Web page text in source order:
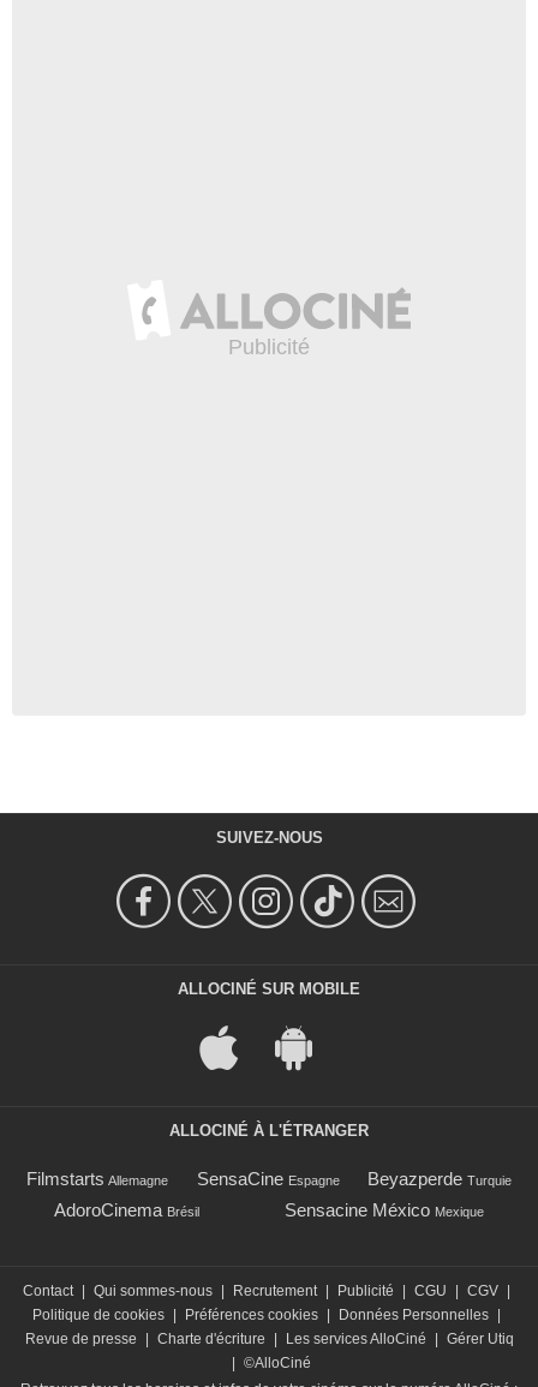
SUIVEZ-NOUS
ALLOCINÉ SUR MOBILE
ALLOCINÉ À L'ÉTRANGER
Filmstarts Allemagne SensaCine Espagne Beyazperde Turquie
AdoroCinema Brésil Sensacine México Mexique
Contact | Qui sommes-nous | Recrutement | Publicité | CGU | CGV |
Politique de cookies | Préférences cookies | Données Personnelles |
Revue de presse
| Charte d'écriture | Les services AlloCiné | Gérer Utiq
| ©AlloCiné